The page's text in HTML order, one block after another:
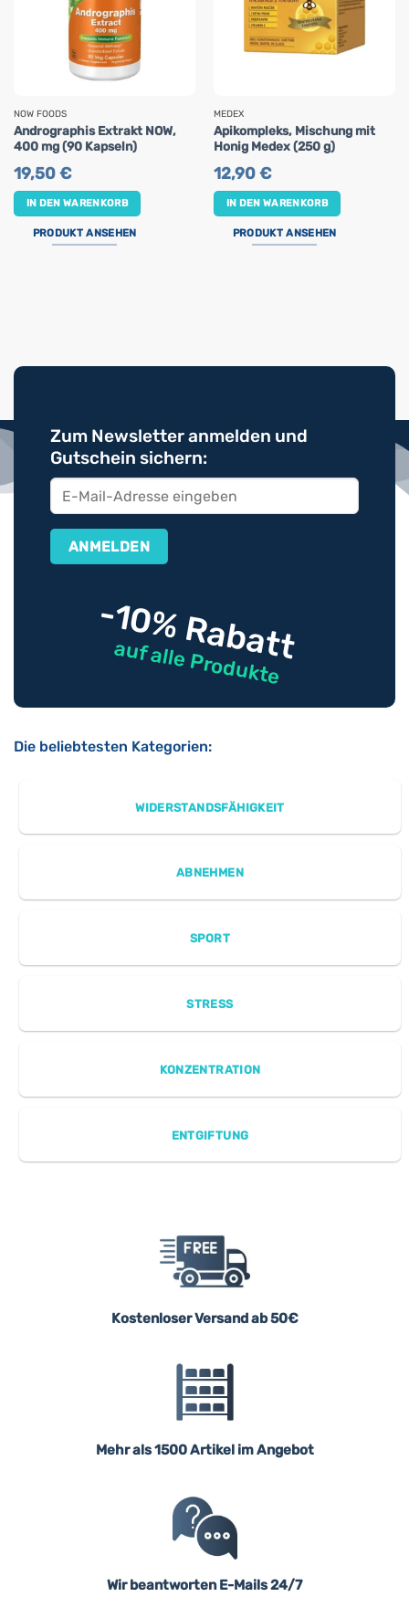
NOW FOODS
Andrographis Extrakt NOW,
400 mg (90 Kapseln)
19,50€
IN DEN WARENKORB
PRODUKT ANSEHEN
MEDEX
Apikompleks, Mischung mit
Honig Medex (250 g)
12,90€
IN DEN WARENKORB
PRODUKT ANSEHEN
Zum Newsletter anmelden und
Gutschein sichern:
-10% Rabatt
auf alle Produkte
Die beliebtesten Kategorien:
WIDERSTANDSFÄHIGKEIT
ABNEHMEN
SPORT
STRESS
KONZENTRATION
ENTGIFTUNG
Kostenloser Versand ab 50€
Mehr als 1500 Artikel im Angebot
Wir beantworten E-Mails 24/7